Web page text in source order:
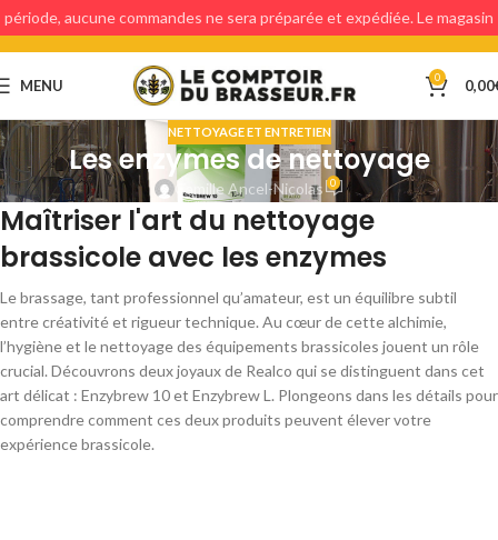
MENU 0 0,00
NETTOYAGE ET ENTRETIEN
Les enzymes de nettoyage
Camille Ancel-Nicolas 0
Maîtriser l'art du nettoyage
brassicole avec les enzymes
Le brassage, tant professionnel qu’amateur, est un équilibre subtil
entre créativité et rigueur technique. Au cœur de cette alchimie,
l’hygiène et le nettoyage des équipements brassicoles jouent un rôle
crucial. Découvrons deux joyaux de Realco qui se distinguent dans cet
art délicat : Enzybrew 10 et Enzybrew L. Plongeons dans les détails pour
comprendre comment ces deux produits peuvent élever votre
expérience brassicole.
période, aucune commandes ne sera préparée et expédiée. Le magasin
étant fermé, aucun retraits en magasin ne sera possible.